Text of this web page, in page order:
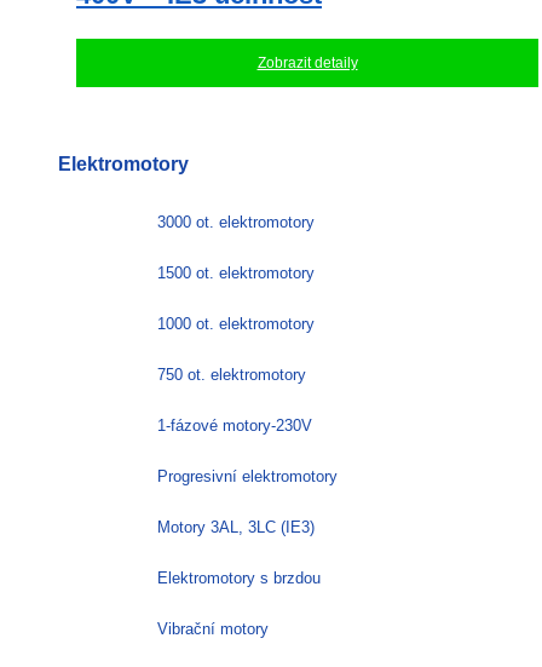
Zobrazit detaily
Elektromotory
3000 ot. elektromotory
1500 ot. elektromotory
1000 ot. elektromotory
750 ot. elektromotory
1-fázové motory-230V
Progresivní elektromotory
Motory 3AL, 3LC (IE3)
Elektromotory s brzdou
Vibrační motory